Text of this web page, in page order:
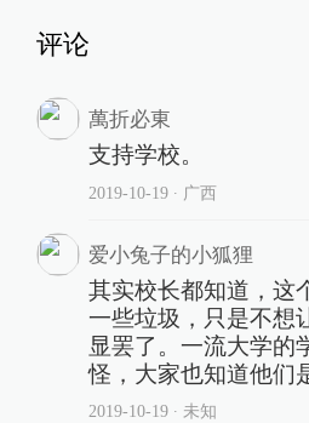
评论
萬折必東
支持学校。
2019-10-19∙ 广西
爱小兔子的小狐狸
其实校长都知道，这
一些垃圾，只是不想
显罢了。一流大学的
怪，大家也知道他们
2019-10-19∙ 未知